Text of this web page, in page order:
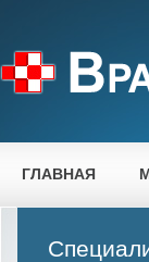
ГЛАВНАЯ